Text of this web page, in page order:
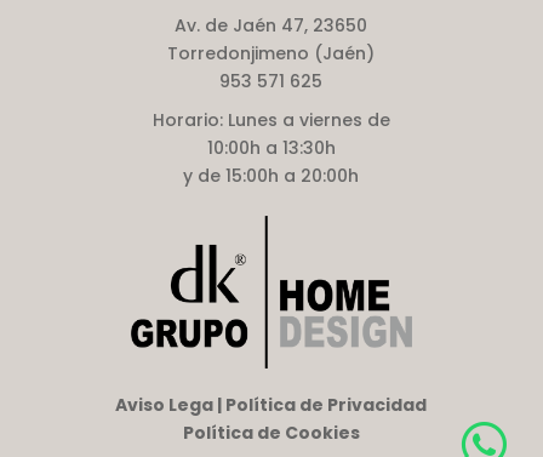
Av. de Jaén 47, 23650
Torredonjimeno (Jaén)
953 571 625
Horario:Lunes a viernes de
10:00h a 13:30h
y de 15:00h a 20:00h
Aviso Lega | Política de Privacidad
Política de Cookies